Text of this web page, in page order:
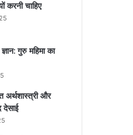
करनी चाहिए
गुरु महिमा का
अर्थशास्त्री और
देसाई